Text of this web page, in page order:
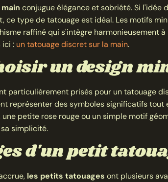
conjugue élégance et sobriété. Si l'idée
ce type de tatouage est idéal. Les motifs
raffiné qui s'intègre harmonieusement
ici : un tatouage discret sur la main.
un design
particulièrement prisés pour un tatouage
représenter des symboles significatifs tout
petite rose rouge ou un simple motif
simplicité.
d'un petit
les petits tatouages ont plusieurs